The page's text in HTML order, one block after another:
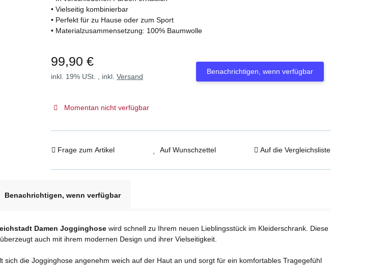
• Vielseitig kombinierbar
• Perfekt für zu Hause oder zum Sport
• Materialzusammensetzung: 100% Baumwolle
99,90 €
inkl. 19% USt. , inkl. Versand
Momentan nicht verfügbar
Benachrichtigen, wenn verfügbar
Frage zum Artikel Auf Wunschzettel Auf die Vergleichsliste
Benachrichtigen, wenn verfügbar
Damen Jogginghose wird schnell zu Ihrem neuen Lieblingsstück im Kleiderschrank. Diese
überzeugt auch mit ihrem modernen Design und ihrer Vielseitigkeit.
sich die Jogginghose angenehm weich auf der Haut an und sorgt für ein komfortables Tragegefühl